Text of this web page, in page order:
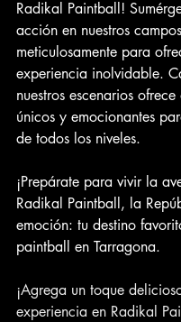
Radikal Paintball!
acción en nuestros
meticulosamente para
experiencia inolvidable.
nuestros escenarios ofrece
únicos y emocionantes
de todos los niveles.
¡Prepárate para vivir la
Radikal Paintball, la
emoción: tu destino
paintball en Tarragona.
¡Agrega un toque
experiencia en Radikal